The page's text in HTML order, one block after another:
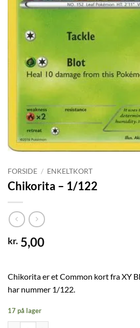
FORSIDE / ENKELTKORT
Chikorita – 1/122
kr. 5,00
Chikorita er et Common kort fra XY
har nummer 1/122.
17 på lager